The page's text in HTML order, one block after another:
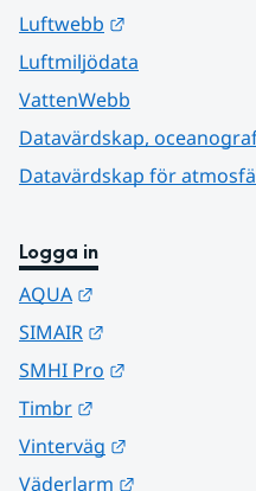
Luftwebb
Luftmiljödata
VattenWebb
Datavärdskap,
Datavärdskap för
Logga in
AQUA
SIMAIR
SMHI Pro
Timbr
Vinterväg
Väderlarm